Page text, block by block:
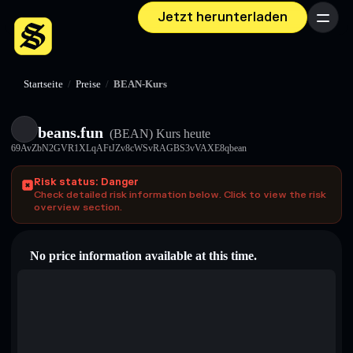
Jetzt herunterladen Menü
Startseite / Preise / BEAN-Kurs
beans.fun (BEAN) Kurs heute
69AvZbN2GVR1XLqAFtJZv8cWSvRAGBS3vVAXE8qbean
Risk status: Danger
Check detailed risk information below. Click to view the risk
overview section.
No price information available at this time.